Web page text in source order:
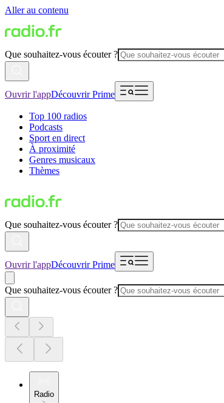
Aller au contenu
Que souhaitez-vous écouter ?
Ouvrir l'appDécouvrir Prime
Top 100 radios
Podcasts
Sport en direct
À proximité
Genres musicaux
Thèmes
Que souhaitez-vous écouter ?
Ouvrir l'appDécouvrir Prime
Que souhaitez-vous écouter ?
Radio